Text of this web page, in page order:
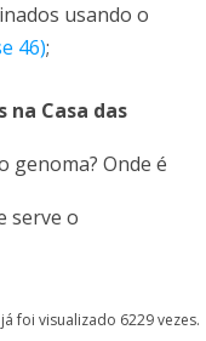
usando o
46);
Casa das
genoma? Onde é
serve o
foi visualizado 6229 vezes.